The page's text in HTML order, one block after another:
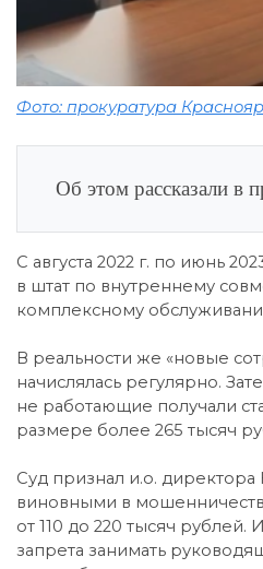
Фото: прокуратура
Об этом рассказали в
С августа 2022 г. по июнь
в штат по внутреннему
комплексному
В реальности же «новые
начислялась регулярно.
не работающие получали
размере более 265 тысяч
Суд признал и.о.
виновными в
от 110 до 220 тысяч
запрета занимать